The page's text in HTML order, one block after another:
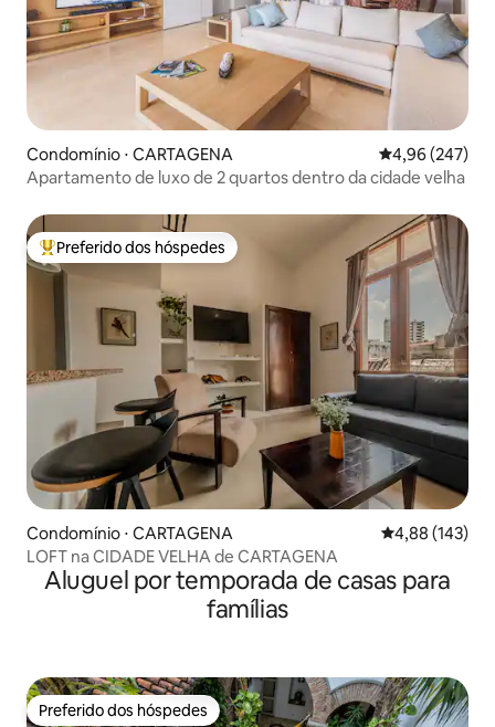
Condomínio ⋅ CARTAGENA 4,96 de uma
4,96 (247)
Apartamento de luxo de 2 quartos dentro da cidade velha
Entre os melhores preferidos dos hóspedes
Preferido dos hóspedes
Condomínio ⋅ CARTAGENA 4,88 de uma
4,88 (143)
LOFT na CIDADE VELHA de CARTAGENA
Aluguel por temporada de casas para
famílias
Preferido dos hóspedes
Preferido dos hóspedes